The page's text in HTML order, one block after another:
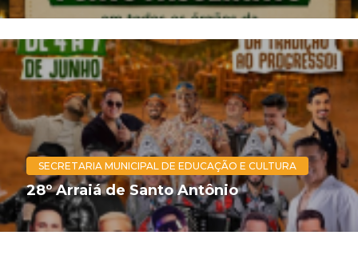
SECRETARIA MUNICIPAL DE EDUCAÇÃO E CULTURA
28º Arraiá de Santo Antônio